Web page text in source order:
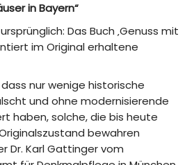
in Bayern“
Das Buch ‚Genuss mit
im Original erhaltene
nur wenige historische
und ohne modernisierende
haben, solche, die bis heute
bewahren
Dr. Karl Gattinger vom